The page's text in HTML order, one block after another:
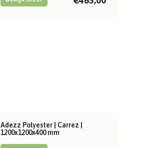
Adezz Polyester | Carrez |
1200x1200x400 mm